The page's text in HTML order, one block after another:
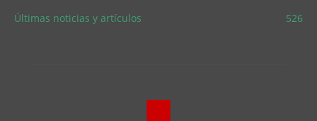
Últimas noticias y artículos 526